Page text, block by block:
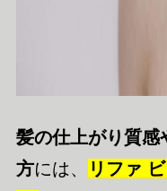
髪の仕上がり質感
方には、
リファ